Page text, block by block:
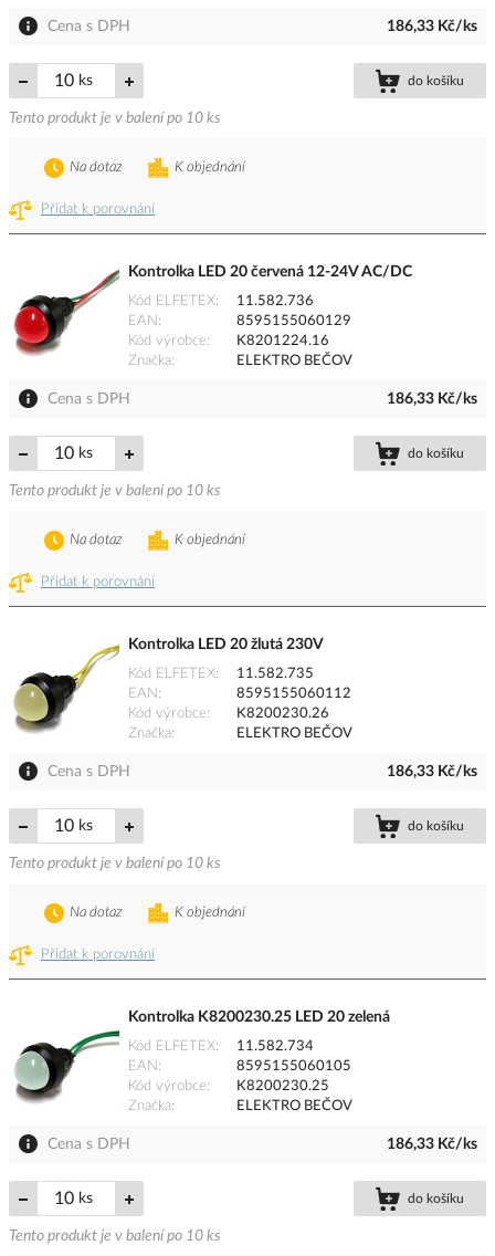
Cena s DPH 186,33 Kč/ks
ks do košíku
Tento produkt je v balení po 10 ks
Přidat k porovnání
K objednání
Na dotaz
Kontrolka LED 20 červená 12-24V AC/DC
Kód ELFETEX
11.582.736
EAN
8595155060129
Kód výrobce
K8201224.16
Značka
ELEKTRO BEČOV
Cena s DPH 186,33 Kč/ks
ks do košíku
Tento produkt je v balení po 10 ks
Přidat k porovnání
K objednání
Na dotaz
Kontrolka LED 20 žlutá 230V
Kód ELFETEX
11.582.735
EAN
8595155060112
Kód výrobce
K8200230.26
Značka
ELEKTRO BEČOV
Cena s DPH 186,33 Kč/ks
ks do košíku
Tento produkt je v balení po 10 ks
Přidat k porovnání
K objednání
Na dotaz
Kontrolka K8200230.25 LED 20 zelená
Kód ELFETEX
11.582.734
EAN
8595155060105
Kód výrobce
K8200230.25
Značka
ELEKTRO BEČOV
Cena s DPH 186,33 Kč/ks
ks do košíku
Tento produkt je v balení po 10 ks